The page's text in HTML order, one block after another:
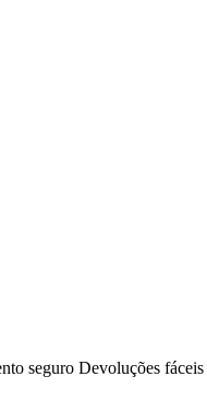
seguro Devoluções fáceis